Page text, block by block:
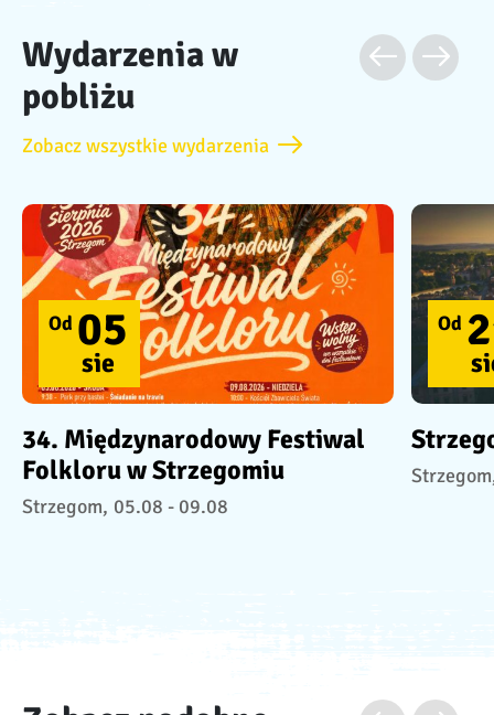
Wydarzenia w
pobliżu
Zobacz wszystkie wydarzenia
Od 05
sie
34. Międzynarodowy Festiwal
Folkloru w Strzegomiu
Strzegom, 05.08 - 09.08
Od